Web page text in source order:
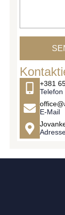
+381
Telefon
E-Mail